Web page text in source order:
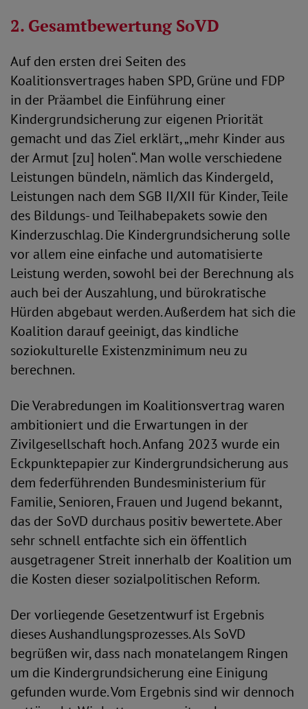
2. Gesamtbewertung SoVD
Auf den ersten drei Seiten des
Koalitionsvertrages haben SPD, Grüne und FDP
in der Präambel die Einführung einer
Kindergrundsicherung zur eigenen Priorität
gemacht und das Ziel erklärt, „mehr Kinder aus
der Armut [zu] holen“. Man wolle verschiedene
Leistungen bündeln, nämlich das Kindergeld,
Leistungen nach dem SGB II/XII für Kinder, Teile
des Bildungs- und Teilhabepakets sowie den
Kinderzuschlag. Die Kindergrundsicherung solle
vor allem eine einfache und automatisierte
Leistung werden, sowohl bei der Berechnung als
auch bei der Auszahlung, und bürokratische
Hürden abgebaut werden. Außerdem hat sich die
Koalition darauf geeinigt, das kindliche
soziokulturelle Existenzminimum neu zu
berechnen.
Die Verabredungen im Koalitionsvertrag waren
ambitioniert und die Erwartungen in der
Zivilgesellschaft hoch. Anfang 2023 wurde ein
Eckpunktepapier zur Kindergrundsicherung aus
dem federführenden Bundesministerium für
Familie, Senioren, Frauen und Jugend bekannt,
das der SoVD durchaus positiv bewertete. Aber
sehr schnell entfachte sich ein öffentlich
ausgetragener Streit innerhalb der Koalition um
die Kosten dieser sozialpolitischen Reform.
Der vorliegende Gesetzentwurf ist Ergebnis
dieses Aushandlungsprozesses. Als SoVD
begrüßen wir, dass nach monatelangem Ringen
um die Kindergrundsicherung eine Einigung
gefunden wurde. Vom Ergebnis sind wir dennoch